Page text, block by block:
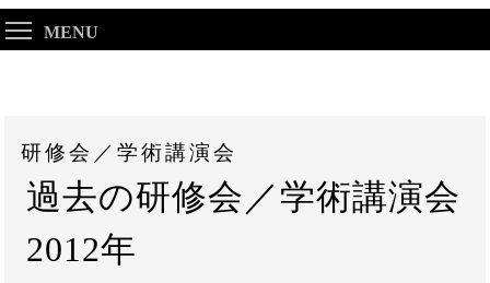
MENU
研修会／学術講演会
過去の研修会／学術講演会
2012年